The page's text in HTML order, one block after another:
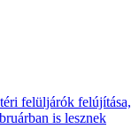
felüljárók felújítása,
is lesznek